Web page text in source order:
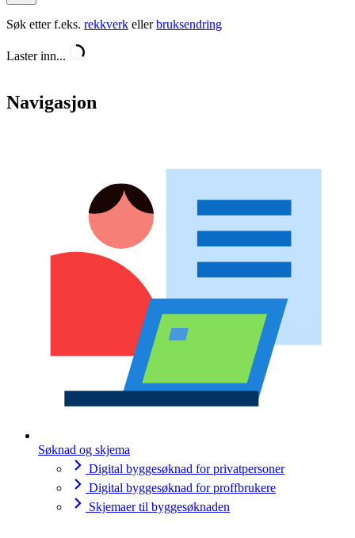
Søk etter f.eks. rekkverk ellerbruksendring
Laster inn...
Navigasjon
Søknad og skjema
Digital byggesøknad for privatpersoner
Digital byggesøknad for proffbrukere
Skjemaer til byggesøknaden